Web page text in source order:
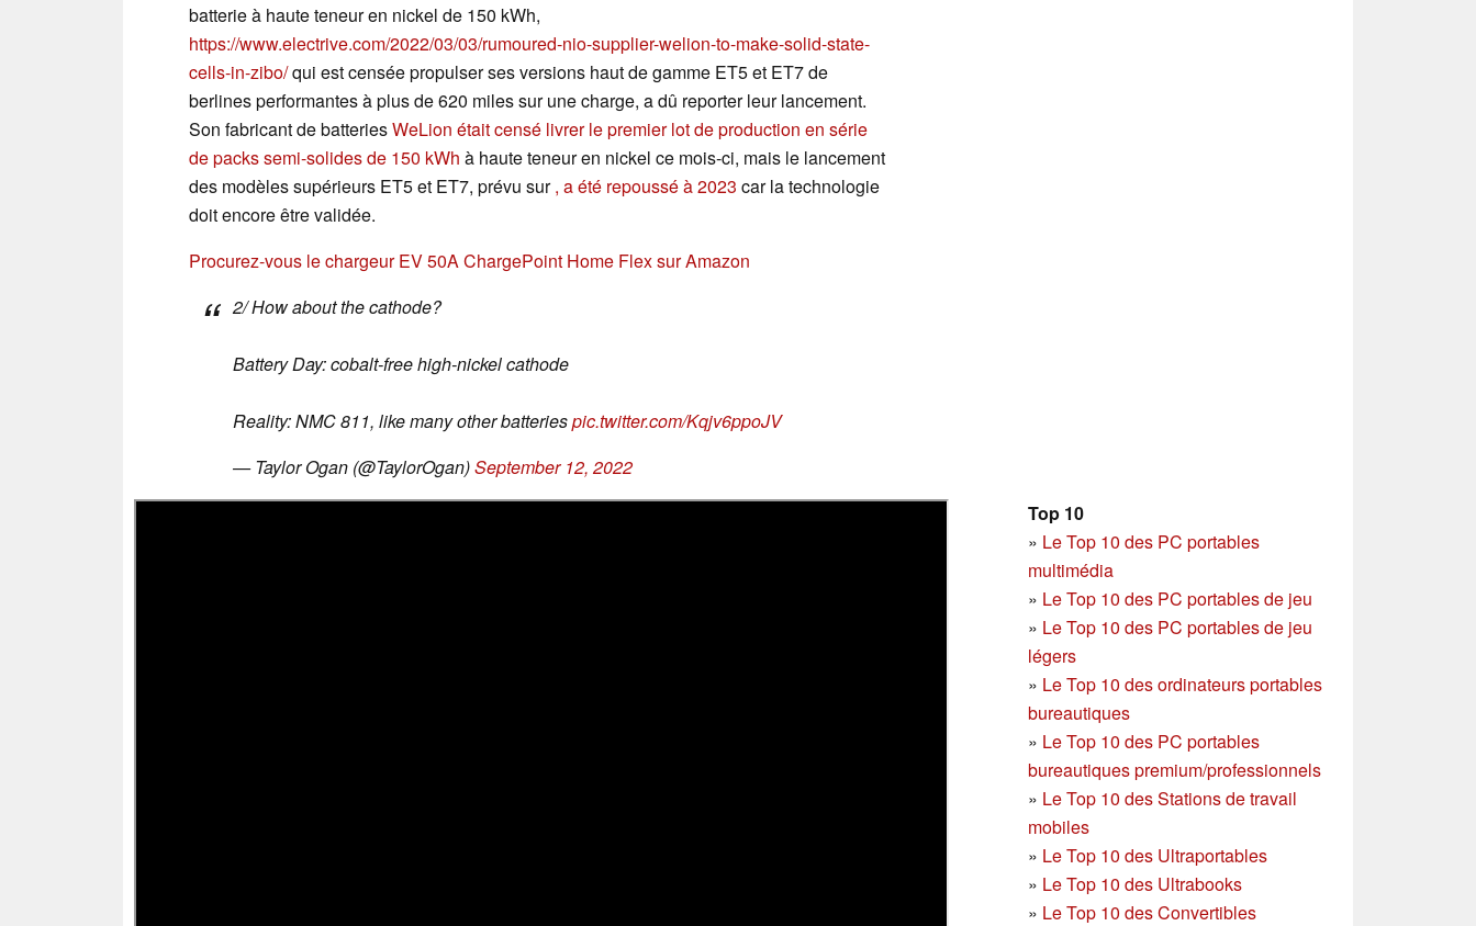
batterie à haute teneur en nickel de 150 kWh,
https://www.electrive.com/2022/03/03/rumoured-nio-supplier-welion-to-make-solid-state-
cells-in-zibo/qui est censée propulser ses versions haut de gamme ET5 et ET7 de
berlines performantes à plus de 620 miles sur une charge, a dû reporter leur lancement.
Son fabricant de batteriesWeLion était censé livrer le premier lot de production en série
de packs semi-solides de 150 kWh à haute teneur en nickel ce mois-ci, mais le lancement
des modèles supérieurs ET5 et ET7, prévu sur, a été repoussé à 2023 car la technologie
doit encore être validée.
Procurez-vous le chargeur EV 50A ChargePoint Home Flex sur Amazon
2/ How about the cathode?
Battery Day: cobalt-free high-nickel cathode
Reality: NMC 811, like many other batteriespic.twitter.com/Kqjv6ppoJV
— Taylor Ogan (@TaylorOgan)September 12, 2022
Top 10
» Le Top 10 des PC portables
multimédia
» Le Top 10 des PC portables de jeu
» Le Top 10 des PC portables de jeu
légers
» Le Top 10 des ordinateurs portables
bureautiques
» Le Top 10 des PC portables
bureautiques premium/professionnels
» Le Top 10 des Stations de travail
mobiles
» Le Top 10 des Ultraportables
» Le Top 10 des Ultrabooks
» Le Top 10 des Convertibles